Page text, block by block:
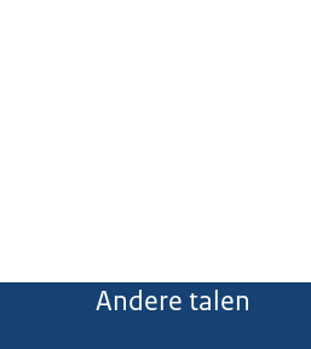
Andere talen